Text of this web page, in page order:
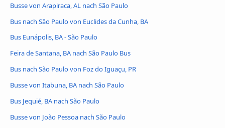
Busse von Arapiraca, AL nach São Paulo
Bus nach São Paulo von Euclides da Cunha, BA
Bus Eunápolis, BA - São Paulo
Feira de Santana, BA nach São Paulo Bus
Bus nach São Paulo von Foz do Iguaçu, PR
Busse von Itabuna, BA nach São Paulo
Bus Jequié, BA nach São Paulo
Busse von João Pessoa nach São Paulo